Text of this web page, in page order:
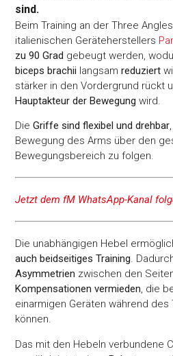
sind.
Beim Training an der Three
italienischen Geräteherstellers
zu 90 Grad gebeugt werden,
biceps brachii langsamreduziert
stärker in den Vordergrund rückt
Hauptakteur der Bewegung wird.
DieGriffe sind flexibel und drehbar
Bewegung des Arms über den
Bewegungsbereich zu folgen.
Jetzt dem fM WhatsApp-Kanal
Die unabhängigen Hebel
auch beidseitiges Training.
Asymmetrien zwischen den
Kompensationen vermieden, die
einarmigen Geräten während des
können.
Das mit den Hebeln verbundene